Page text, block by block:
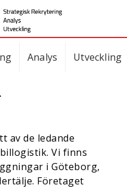
Analys Utveckling
av de ledande
Vi finns
i Göteborg,
Företaget